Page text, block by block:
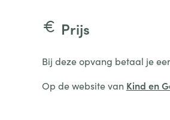
Prijs
Bij deze opvang betaal je
Op de website van Kind en